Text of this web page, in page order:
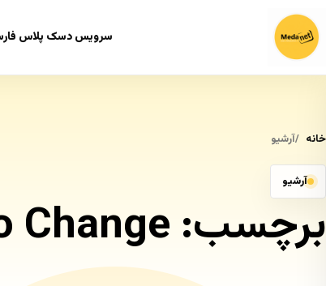
سرویس دسک پلاس
خانه آرشیو
آرشیو
برچسب: Change